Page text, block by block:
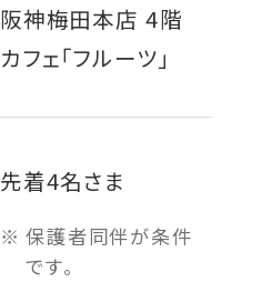
阪神梅田本店 4階
カフェ「フルーツ」
先着4名さま
保護者同伴が条件
です。